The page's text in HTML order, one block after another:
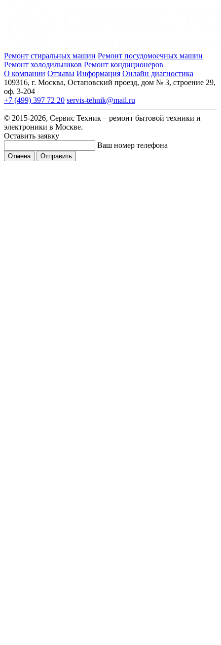
Ремонт стиральных машин Ремонт посудомоечных машин
Ремонт холодильников Ремонт кондиционеров
О компании Отзывы Информация Онлайн диагностика
109316, г. Москва, Остаповский проезд, дом № 3, строение 29,
оф. 3-204
+7 (499) 397 72 20 servis-tehnik@mail.ru
© 2015-2026, Сервис Техник – ремонт бытовой техники и
электроники в Москве.
Оставить заявку
Ваш номер телефона
Отмена Отправить